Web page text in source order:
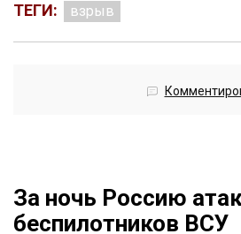
ТЕГИ: взрыв
За ночь Россию
беспилотников ВСУ